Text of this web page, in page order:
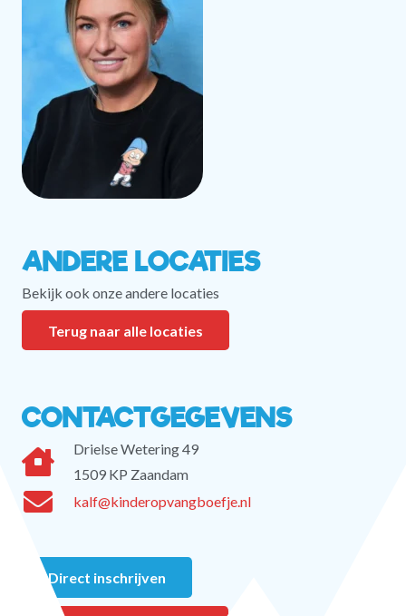
ANDERE LOCATIES
Bekijk ook onze andere locaties
Terug naar alle locaties
CONTACTGEGEVENS
Drielse Wetering 49
1509 KP Zaandam
kalf@kinderopvangboefje.nl
Direct inschrijven